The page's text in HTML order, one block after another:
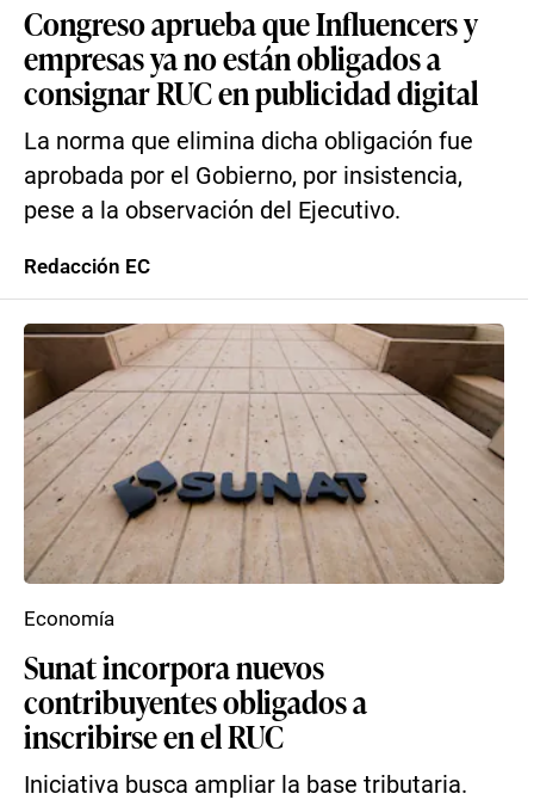
Congreso aprueba que Influencers y
empresas ya no están obligados a
consignar RUC en publicidad digital
La norma que elimina dicha obligación fue
aprobada por el Gobierno, por insistencia,
pese a la observación del Ejecutivo.
Redacción EC
Sunat incorpora nuevos
contribuyentes obligados a
inscribirse en el RUC
Iniciativa busca ampliar la base tributaria.
Economía